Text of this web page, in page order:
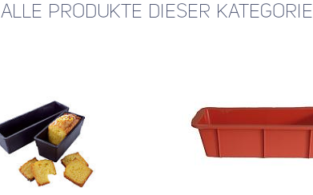
ALLE PRODUKTE DIESER KATEGORIE